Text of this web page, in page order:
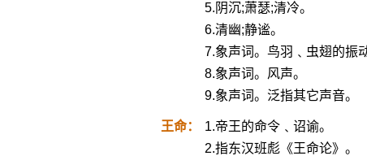
5.阴沉;萧瑟;清冷。
6.清幽;静谧。
7.象声词。鸟羽﹑虫翅的振
8.象声词。风声。
9.象声词。泛指其它声音。
王命：
1.帝王的命令﹑诏谕。
2.指东汉班彪《王命论》。